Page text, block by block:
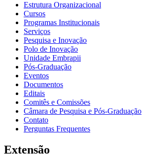
Estrutura Organizacional
Cursos
Programas Institucionais
Serviços
Pesquisa e Inovação
Polo de Inovação
Unidade Embrapii
Pós-Graduação
Eventos
Documentos
Editais
Comitês e Comissões
Câmara de Pesquisa e Pós-Graduação
Contato
Perguntas Frequentes
Extensão